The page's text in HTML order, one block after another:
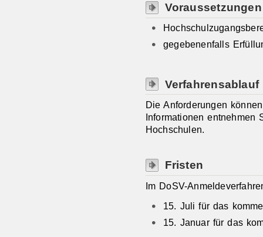
Voraussetzungen
gegebenenfalls
Verfahrensablauf
Die Anforderungen
Informationen entnehmen
Hochschulen.
Fristen
Im DoSV-
15. Juli für das
15. Januar für das